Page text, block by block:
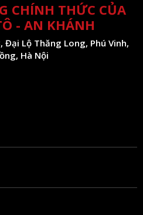
CHÍNH THỨC CỦA
- AN KHÁNH
Đại Lộ Thăng Long, Phú Vinh,
Hà Nội